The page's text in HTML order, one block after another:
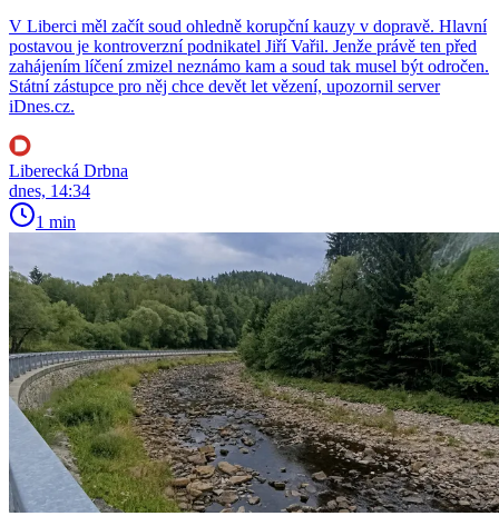
V Liberci měl začít soud ohledně korupční kauzy v dopravě. Hlavní
postavou je kontroverzní podnikatel Jiří Vařil. Jenže právě ten před
zahájením líčení zmizel neznámo kam a soud tak musel být odročen.
Státní zástupce pro něj chce devět let vězení, upozornil server
iDnes.cz.
Liberecká Drbna
dnes, 14:34
1 min